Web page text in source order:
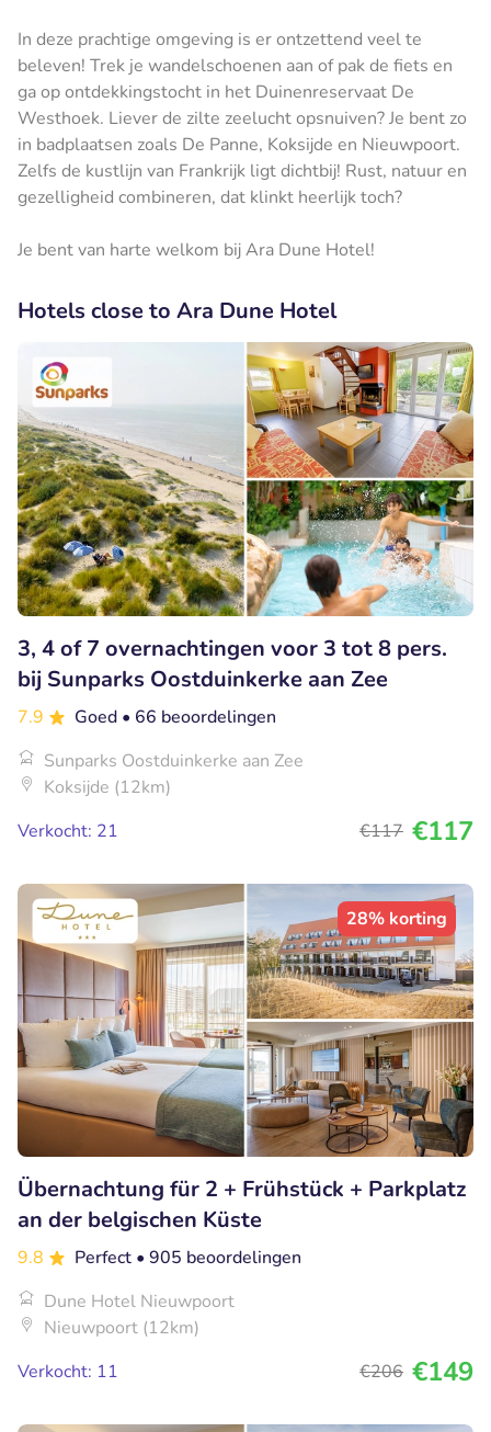
In deze prachtige omgeving is er ontzettend veel te
beleven! Trek je wandelschoenen aan of pak de fiets en
ga op ontdekkingstocht in het Duinenreservaat De
Westhoek. Liever de zilte zeelucht opsnuiven? Je bent zo
in badplaatsen zoals De Panne, Koksijde en Nieuwpoort.
Zelfs de kustlijn van Frankrijk ligt dichtbij! Rust, natuur en
gezelligheid combineren, dat klinkt heerlijk toch?
Je bent van harte welkom bij Ara Dune Hotel!
Hotels close to Ara Dune Hotel
3, 4 of 7 overnachtingen voor 3 tot 8 pers.
bij Sunparks Oostduinkerke aan Zee
7.9 Goed • 66 beoordelingen
Sunparks Oostduinkerke aan Zee
Koksijde (12km)
Verkocht: 21
€117 €117
28% korting
Übernachtung für 2 + Frühstück + Parkplatz
an der belgischen Küste
9.8 Perfect • 905 beoordelingen
Dune Hotel Nieuwpoort
Nieuwpoort (12km)
Verkocht: 11
€206 €149